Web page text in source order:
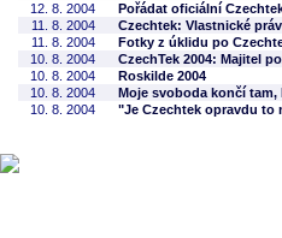
12. 8. 2004
Pořádat oficiální
11. 8. 2004
Czechtek: Vlastnické
11. 8. 2004
Fotky z úklidu po
10. 8. 2004
CzechTek 2004: Majitel
10. 8. 2004
Roskilde 2004
10. 8. 2004
Moje svoboda končí
10. 8. 2004
"Je Czechtek opravdu to